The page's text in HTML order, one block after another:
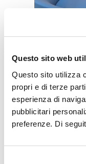
Questo sito web
Questo sito utilizza
propri e di terze
esperienza di
pubblicitari
preferenze. Di
Vip